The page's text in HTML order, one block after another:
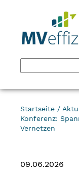
Startseite /
Konferenz:
Vernetzen
09.06.2026